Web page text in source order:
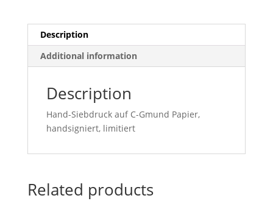
Description
Additional information
Description
Hand-Siebdruck auf C-Gmund Papier,
handsigniert, limitiert
Related products